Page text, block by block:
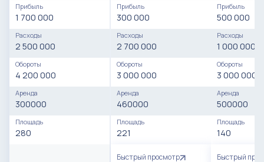
Прибыль
1 700 000
Расходы
2 500 000
Обороты
4 200 000
Аренда
300000
Площадь
280
Прибыль
300 000
Расходы
2 700 000
Обороты
3 000 000
Аренда
460000
Площадь
221
Быстрый просмотр
Прибыль
500 000
Расходы
1 000 000
Обороты
3 000 000
Аренда
500000
Площадь
140
Быстрый